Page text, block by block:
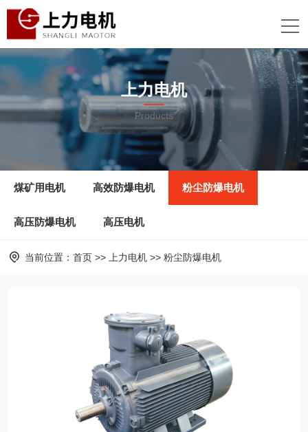
上力电机
Products
煤矿用电机 高效防爆电机 粉尘防爆电机
高压防爆电机 高压电机
当前位置： 首页 >> 上力电机 >> 粉尘防爆电机